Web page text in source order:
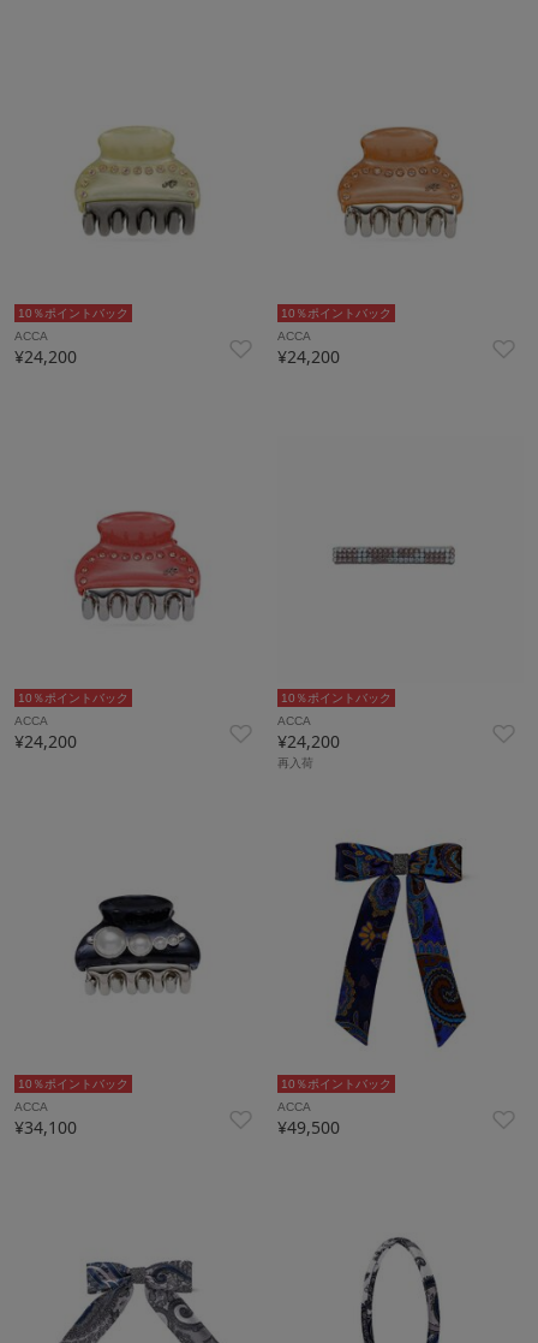
10％ポイントバック
ACCA
¥24,200
10％ポイントバック
ACCA
¥24,200
10％ポイントバック
ACCA
¥24,200
10％ポイントバック
ACCA
¥24,200
再入荷
10％ポイントバック
ACCA
¥34,100
10％ポイントバック
ACCA
¥49,500